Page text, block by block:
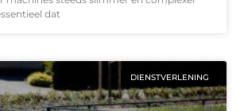
dat
DIENSTVERLENING